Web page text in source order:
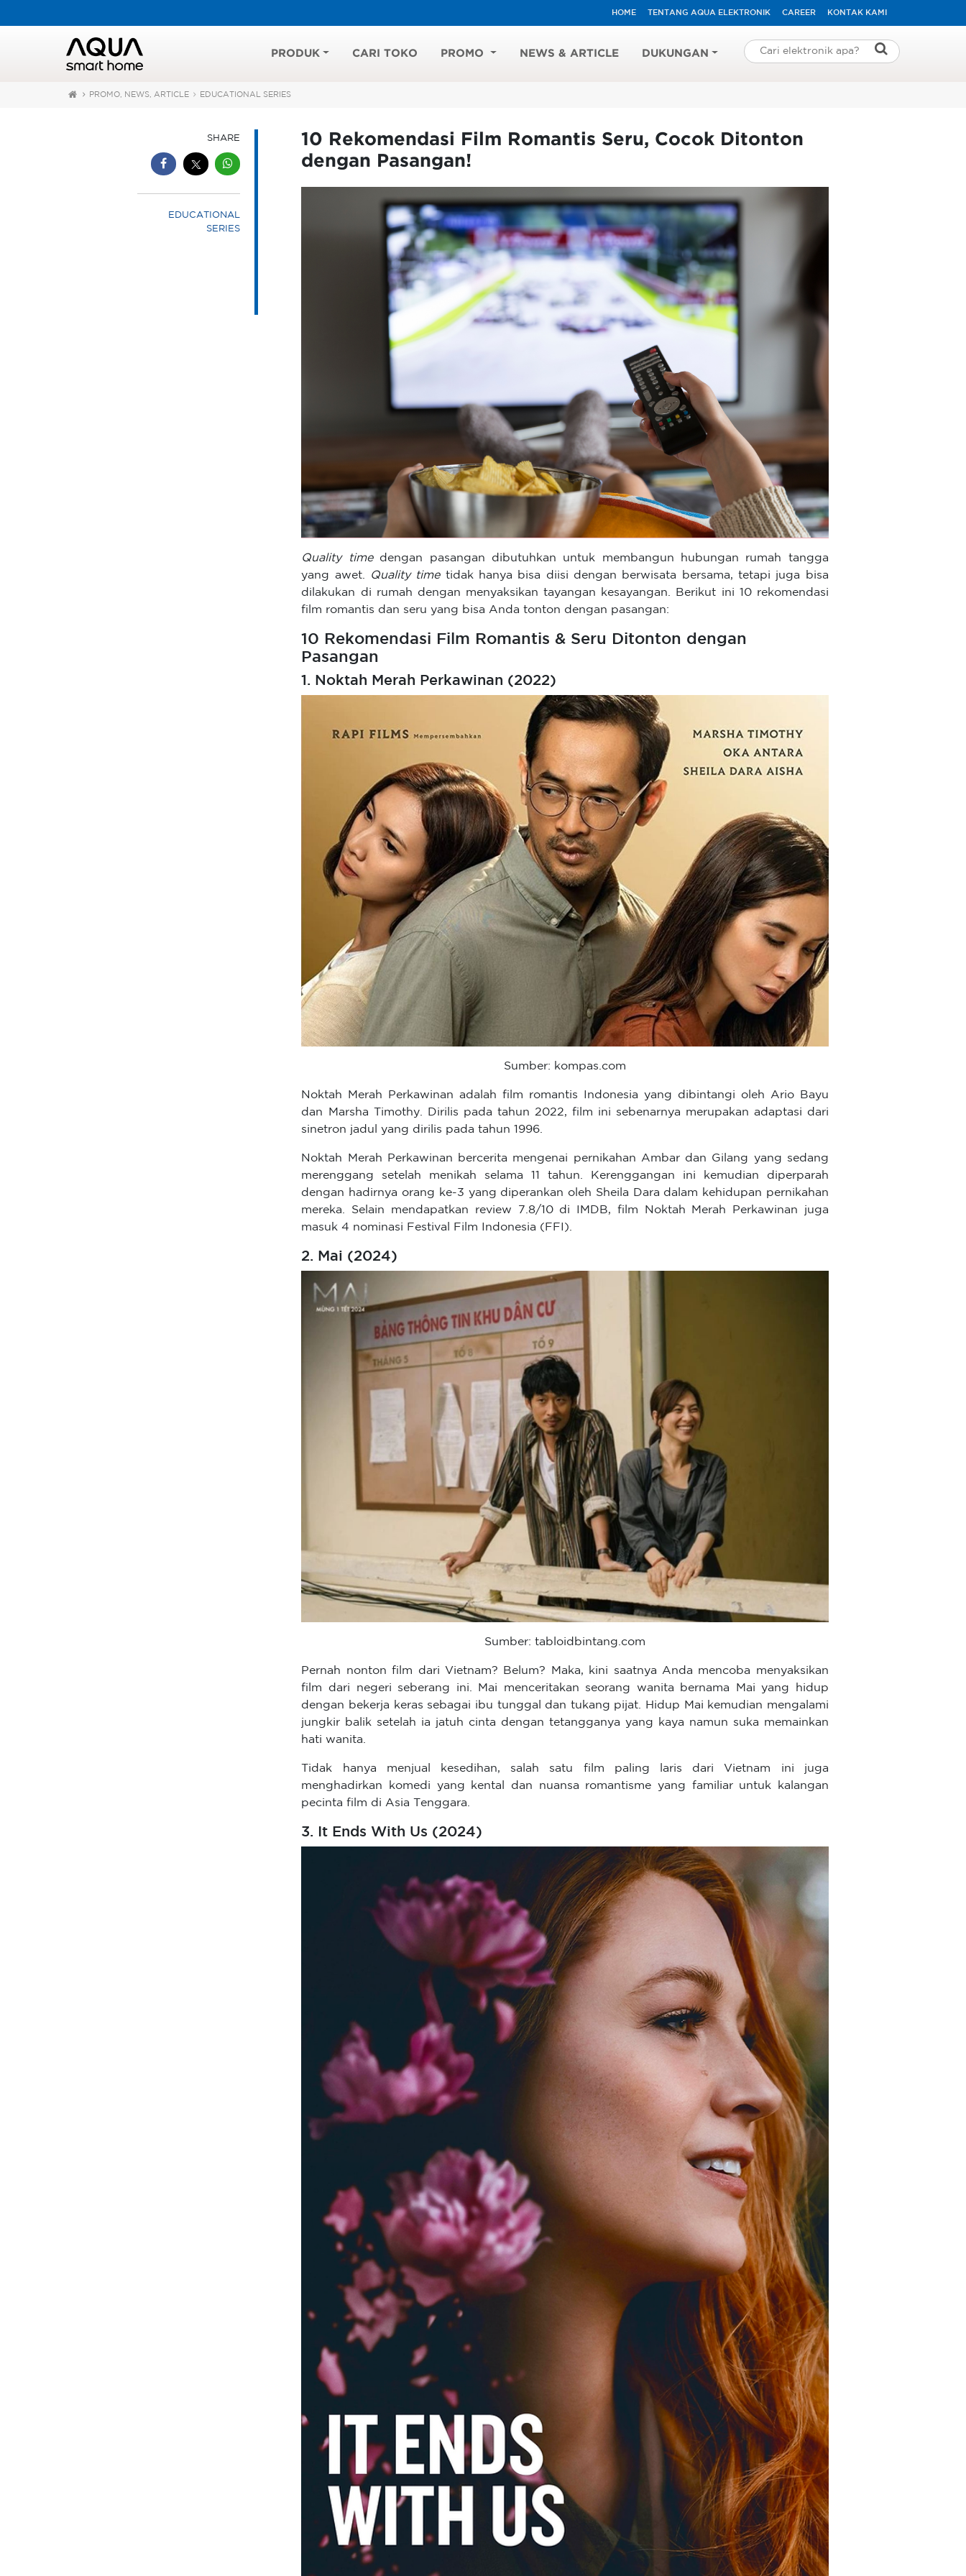
HOME TENTANG AQUA ELEKTRONIK CAREER KONTAK KAMI
PRODUK CARI TOKO PROMO NEWS & ARTICLE DUKUNGAN
PROMO, NEWS, ARTICLE EDUCATIONAL SERIES
SHARE
EDUCATIONAL
SERIES
10 Rekomendasi Film Romantis Seru, Cocok Ditonton
dengan Pasangan!
Quality time dengan pasangan dibutuhkan untuk membangun hubungan rumah tangga
yang awet.
Quality timetidak hanya bisa diisi dengan berwisata bersama, tetapi juga bisa
dilakukan di rumah dengan menyaksikan tayangan kesayangan. Berikut ini 10 rekomendasi
film romantis dan seru yang bisa Anda tonton dengan pasangan:
10 Rekomendasi Film Romantis & Seru Ditonton dengan
Pasangan
1. Noktah Merah Perkawinan (2022)
Sumber: kompas.com
Noktah Merah Perkawinan adalah film romantis Indonesia yang dibintangi oleh Ario Bayu
dan Marsha Timothy. Dirilis pada tahun 2022, film ini sebenarnya merupakan adaptasi dari
sinetron jadul yang dirilis pada tahun 1996.
Noktah Merah Perkawinan bercerita mengenai pernikahan Ambar dan Gilang yang sedang
merenggang setelah menikah selama 11 tahun. Kerenggangan ini kemudian diperparah
dengan hadirnya orang ke-3 yang diperankan oleh Sheila Dara dalam kehidupan pernikahan
mereka. Selain mendapatkan review 7.8/10 di IMDB, film Noktah Merah Perkawinan juga
masuk 4 nominasi Festival Film Indonesia (FFI).
2. Mai (2024)
Sumber: tabloidbintang.com
Pernah nonton film dari Vietnam? Belum? Maka, kini saatnya Anda mencoba menyaksikan
film dari negeri seberang ini. Mai menceritakan seorang wanita bernama Mai yang hidup
dengan bekerja keras sebagai ibu tunggal dan tukang pijat. Hidup Mai kemudian mengalami
jungkir balik setelah ia jatuh cinta dengan tetangganya yang kaya namun suka memainkan
hati wanita.
Tidak hanya menjual kesedihan, salah satu film paling laris dari Vietnam ini juga
menghadirkan komedi yang kental dan nuansa romantisme yang familiar untuk kalangan
pecinta film di Asia Tenggara.
3. It Ends With Us (2024)